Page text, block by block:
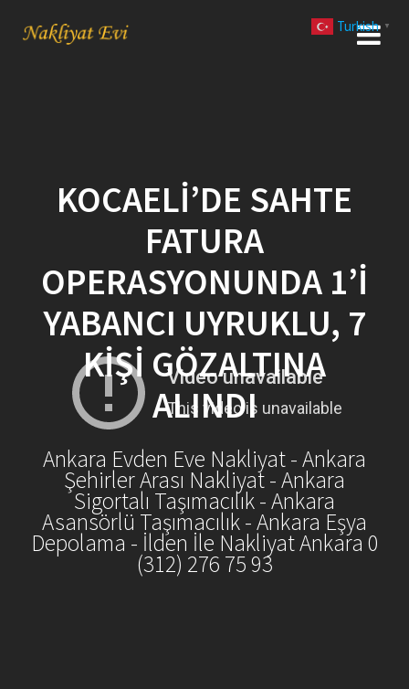
KOCAELI’DE SAHTE
FATURA
OPERASYONUNDA 1’I
YABANCI UYRUKLU, 7
KIŞI GÖZALTINA
ALINDI
Ankara Evden Eve Nakliyat - Ankara
Şehirler Arası Nakliyat - Ankara
Sigortalı Taşımacılık - Ankara
Asansörlü Taşımacılık - Ankara Eşya
Depolama - İlden İle Nakliyat Ankara 0
(312) 276 75 93
Turkish ▼